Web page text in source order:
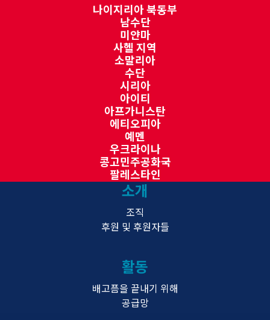
나이지리아 북동부
남수단
미얀마
사헬 지역
소말리아
수단
시리아
아이티
아프가니스탄
에티오피아
예멘
우크라이나
콩고민주공화국
팔레스타인
소개
조직
후원 및 후원자들
활동
배고픔을 끝내기 위해
공급망